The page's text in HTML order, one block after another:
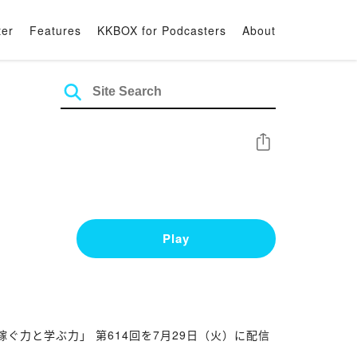
Features KKBOX for Podcasters About
Share
Play
ぐ力と学ぶ力」 第614回を7月29日（火）に配信